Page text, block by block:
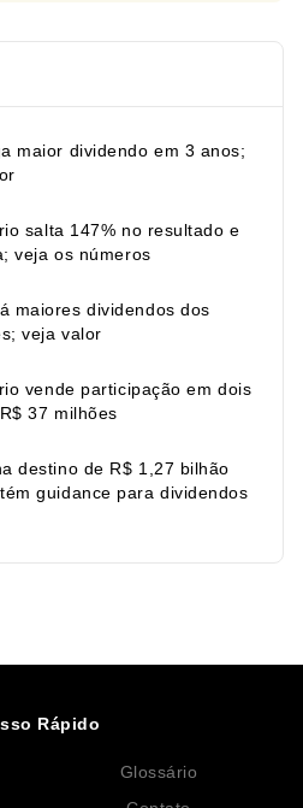
maior dividendo em 3 anos;
salta 147% no resultado e
veja os números
maiores dividendos dos
veja valor
vende participação em dois
37 milhões
destino de R$ 1,27 bilhão
guidance para dividendos
Rápido
Glossário